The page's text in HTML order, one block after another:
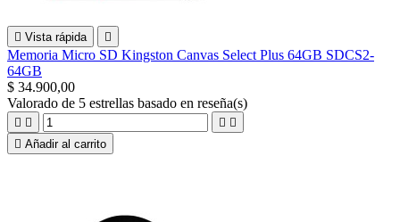
 Vista rápida 
Memoria Micro SD Kingston Canvas Select Plus 64GB SDCS2-
64GB
$ 34.900,00
Valorado de 5 estrellas basado en reseña(s)
   
 Añadir al carrito